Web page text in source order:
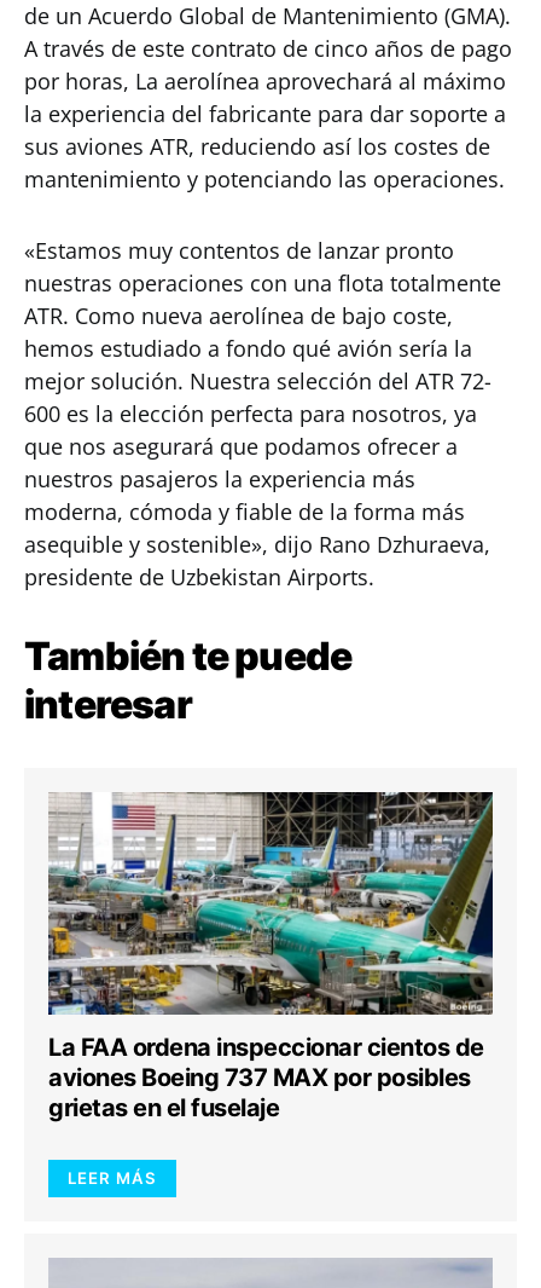
de un Acuerdo Global de Mantenimiento (GMA).
A través de este contrato de cinco años de pago
por horas, La aerolínea aprovechará al máximo
la experiencia del fabricante para dar soporte a
sus aviones ATR, reduciendo así los costes de
mantenimiento y potenciando las operaciones.
«Estamos muy contentos de lanzar pronto
nuestras operaciones con una flota totalmente
ATR. Como nueva aerolínea de bajo coste,
hemos estudiado a fondo qué avión sería la
mejor solución. Nuestra selección del ATR 72-
600 es la elección perfecta para nosotros, ya
que nos asegurará que podamos ofrecer a
nuestros pasajeros la experiencia más
moderna, cómoda y fiable de la forma más
asequible y sostenible», dijo Rano Dzhuraeva,
presidente de Uzbekistan Airports.
También te puede
interesar
La FAA ordena inspeccionar cientos de
aviones Boeing 737 MAX por posibles
grietas en el fuselaje
LEER MÁS